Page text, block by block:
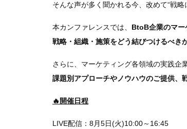
そんな声が多く聞かれる今、改めて“戦
本カンファレンスでは、 BtoB企業のマー
戦略・組織・施策をどう結びつけるべき
さらに、マーケティング各領域の実践企
課題別アプローチやノウハウのご提供、
🔥開催日程
LIVE配信：8月5日(火)10:00～16:45